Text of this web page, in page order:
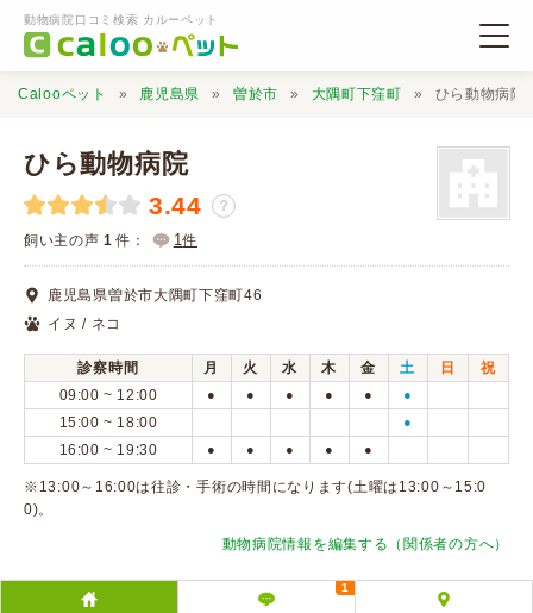
動物病院口コミ検索 カルーペット
動物病院検索
口コミ検索
Calooペットとは？
口コミ投稿
Calooペット 鹿児島県 曽於市 大隅町下窪町 ひら動物病院
ひら動物病院
3.44 ？
飼い主の声 1 件： 1件
鹿児島県曽於市大隅町下窪町46
イヌ / ネコ
診察時間 月 火 水 木 金 土 日
祝
09:00 ~ 12:00
● ● ● ● ● ●
15:00 ~ 18:00 ●
16:00 ~ 19:30 ● ● ● ● ●
※13:00～16:00は往診・手術の時間になります(土曜は13:00～15:0
0)。
動物病院情報を編集する（関係者の方へ）
1